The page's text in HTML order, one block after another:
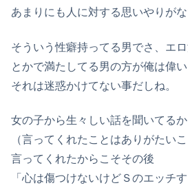
あまりにも人に対する思いやりがな
そういう性癖持ってる男でさ、エ
とかで満たしてる男の方が俺は偉い
それは迷惑かけてない事だしね。
女の子から生々しい話を聞いてるか
（言ってくれたことはありがたい
言ってくれたからこそその後
「心は傷つけないけどＳのエッチす